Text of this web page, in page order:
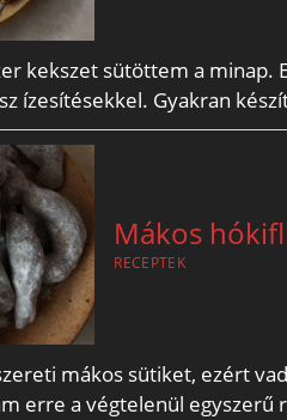
kekszet sütöttem a
ízesítésekkel. Gyakran
Mákos
RECEPTEK
mákos sütiket, ezért
erre a végtelenül egyszerű